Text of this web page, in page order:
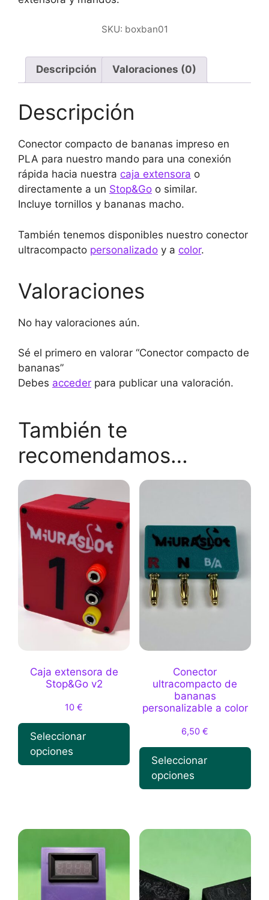
SKU: boxban01
Descripción Valoraciones (0)
Descripción
Conector compacto de bananas impreso en
PLA para nuestro mando para una conexión
rápida hacia nuestra caja extensora o
directamente a un Stop&Go o similar.
Incluye tornillos y bananas macho.
También tenemos disponibles nuestro conector
ultracompacto personalizado y a color.
Valoraciones
No hay valoraciones aún.
Sé el primero en valorar “Conector compacto de
bananas”
Debes acceder para publicar una valoración.
También te
recomendamos…
Caja extensora de
Stop&Go v2
10€
Seleccionar
opciones
variantes.
opciones
Conector
ultracompacto de
bananas
personalizable a color
6,50€
Seleccionar
opciones
tiene
Las
opciones